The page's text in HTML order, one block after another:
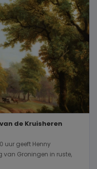
de Kruisheren
uur geeft Henny
van Groningen in ruste,